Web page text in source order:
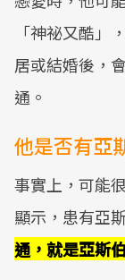
「神祕又酷」
居或結婚後，
通。
他是否有亞
事實上，可能
顯示，患有亞
通，就是亞斯